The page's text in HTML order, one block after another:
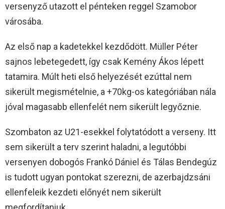
versenyző utazott el pénteken reggel Szamobor
városába.
Az első nap a kadetekkel kezdődött. Müller Péter
sajnos lebetegedett, így csak Kemény Ákos lépett
tatamira. Múlt heti első helyezését ezúttal nem
sikerült megismételnie, a +70kg-os kategóriában nála
jóval magasabb ellenfelét nem sikerült legyőznie.
Szombaton az U21-esekkel folytatódott a verseny. Itt
sem sikerült a terv szerint haladni, a legutóbbi
versenyen dobogós Frankó Dániel és Tálas Bendegúz
is tudott ugyan pontokat szerezni, de azerbajdzsáni
ellenfeleik kezdeti előnyét nem sikerült